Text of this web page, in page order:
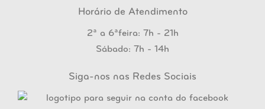
Horário de Atendimento
2ª a 6ªfeira: 7h - 21h
Sábado: 7h - 14h
Siga-nos nas Redes Sociais